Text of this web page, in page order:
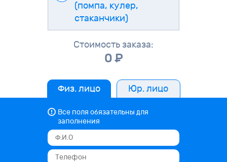
(помпа, кулер,
стаканчики)
Стоимоcть заказа:
0P
Физ. лицо Юр. лицо
Все поля обязательны для
заполнения